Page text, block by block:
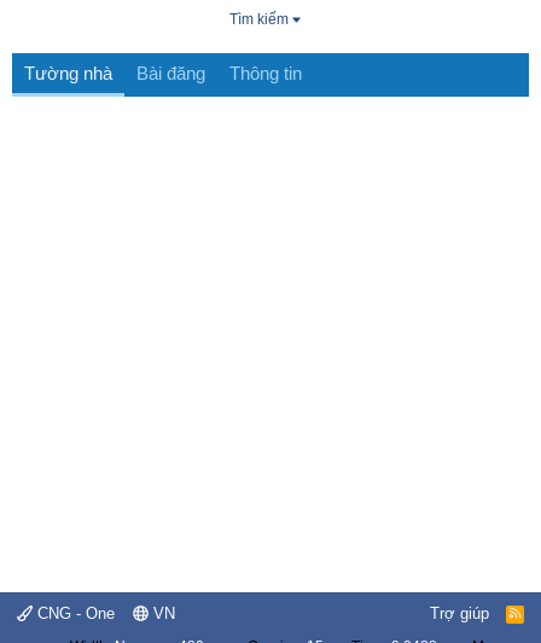
Tìm kiếm
Tường nhà Bài đăng Thông tin
CNG - One VN Trợ giúp
R